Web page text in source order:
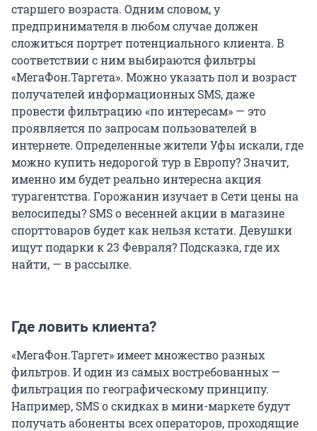
старшего возраста. Одним словом, у
предпринимателя в любом случае должен
сложиться портрет потенциального клиента. В
соответствии с ним выбираются фильтры
«МегаФон.Таргета». Можно указать пол и возраст
получателей информационных SMS, даже
провести фильтрацию «по интересам» — это
проявляется по запросам пользователей в
интернете. Определенные жители Уфы искали, где
можно купить недорогой тур в Европу? Значит,
именно им будет реально интересна акция
турагентства. Горожанин изучает в Сети цены на
велосипеды? SMS о весенней акции в магазине
спорттоваров будет как нельзя кстати. Девушки
ищут подарки к 23 Февраля? Подсказка, где их
найти, — в рассылке.
Где ловить клиента?
«МегаФон.Таргет» имеет множество разных
фильтров. И один из самых востребованных —
фильтрация по географическому принципу.
Например, SMS о скидках в мини-маркете будут
получать абоненты всех операторов, проходящие